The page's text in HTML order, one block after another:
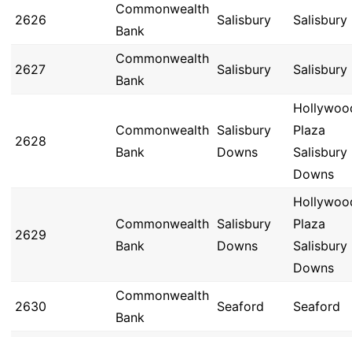
2626
Commonwealth
Bank
Salisbury Salisbury
2627
Commonwealth
Bank
Salisbury Salisbury
2628
Commonwealth
Bank
Salisbury
Downs
Plaza
Salisbury
Downs
2629
Commonwealth
Bank
Salisbury
Downs
Plaza
Salisbury
Downs
2630
Commonwealth
Bank
Seaford Seaford